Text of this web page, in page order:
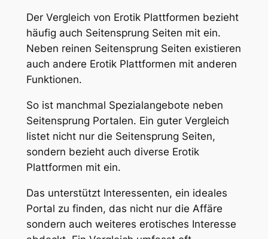
Der Vergleich von Erotik Plattformen bezieht
häufig auch Seitensprung Seiten mit ein.
Neben reinen Seitensprung Seiten existieren
auch andere Erotik Plattformen mit anderen
Funktionen.
So ist manchmal Spezialangebote neben
Seitensprung Portalen. Ein guter Vergleich
listet nicht nur die Seitensprung Seiten,
sondern bezieht auch diverse Erotik
Plattformen mit ein.
Das unterstützt Interessenten, ein ideales
Portal zu finden, das nicht nur die Affäre
sondern auch weiteres erotisches Interesse